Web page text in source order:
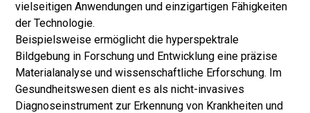
vielseitigen Anwendungen und einzigartigen Fähigkeiten
der Technologie.
Beispielsweise ermöglicht die hyperspektrale
Bildgebung in Forschung und Entwicklung eine präzise
Materialanalyse und wissenschaftliche Erforschung. Im
Gesundheitswesen dient es als nicht-invasives
Diagnoseinstrument zur Erkennung von Krankheiten und